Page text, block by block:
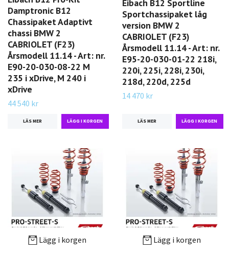
Damptronic B12
Chassipaket Adaptivt
chassi BMW 2
CABRIOLET (F23)
Årsmodell 11.14 - Art: nr.
E90-20-030-08-22 M
235 i xDrive, M 240 i
xDrive
44 540 kr
LÄS MER
Eibach B12 Sportline
Sportchassipaket låg
version BMW 2
CABRIOLET (F23)
Årsmodell 11.14 - Art: nr.
E95-20-030-01-22 218i,
220i, 225i, 228i, 230i,
218d, 220d, 225d
14 470 kr
LÄS MER
Lägg i korgen Lägg i korgen